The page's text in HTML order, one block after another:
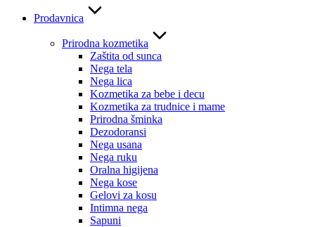
Prodavnica
Prirodna kozmetika
Zaštita od sunca
Nega tela
Nega lica
Kozmetika za bebe i decu
Kozmetika za trudnice i mame
Prirodna šminka
Dezodoransi
Nega usana
Nega ruku
Oralna higijena
Nega kose
Gelovi za kosu
Intimna nega
Sapuni